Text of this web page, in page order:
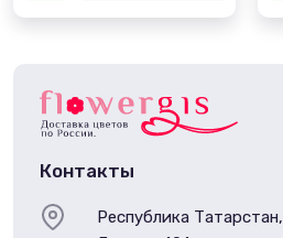
Контакты
Республика